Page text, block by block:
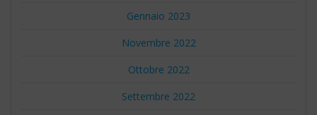
Gennaio 2023
Novembre 2022
Ottobre 2022
Settembre 2022